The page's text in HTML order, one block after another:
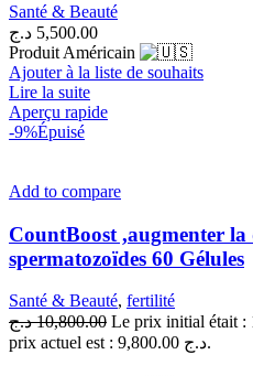
Santé & Beauté
5,500.00 د.ج
Produit Américain
Ajouter à la liste de souhaits
Lire la suite
Aperçu rapide
-9%Épuisé
Add to compare
CountBoost ,augmenter la
spermatozoïdes 60 Gélules
Santé & Beauté, fertilité
10,800.00 د.ج
prix actuel est : 9,800.00 د.ج.